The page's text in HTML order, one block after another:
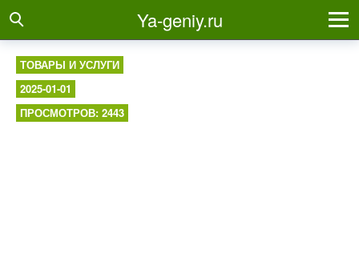
Ya-geniy.ru
ТОВАРЫ И УСЛУГИ
2025-01-01
ПРОСМОТРОВ: 2443